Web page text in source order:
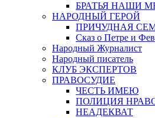
БРАТЬЯ НАШИ
НАРОДНЫЙ ГЕРОЙ
ПРИЧУДНАЯ
Сказ о Петре и
Народный Журналист
Народный писатель
КЛУБ ЭКСПЕРТОВ
ПРАВОСУДИЕ
ЧЕСТЬ ИМЕЮ
ПОЛИЦИЯ
НЕАДЕКВАТ